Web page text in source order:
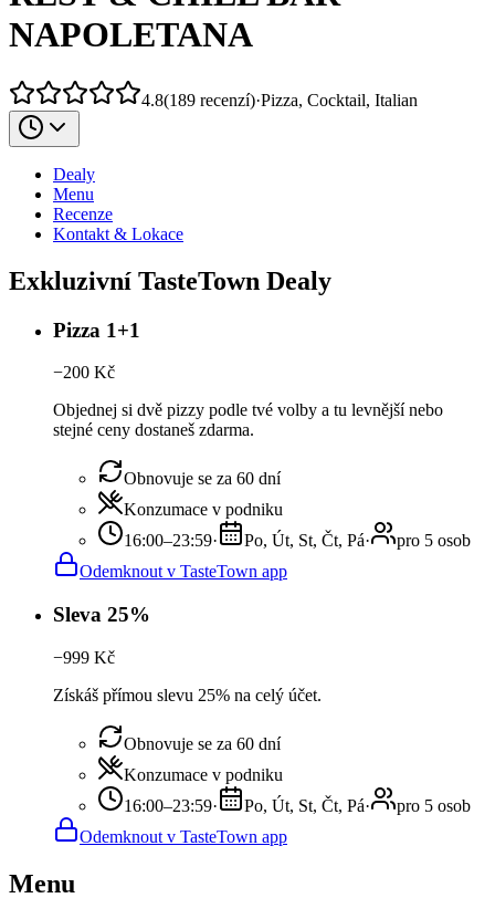
NAPOLETANA
4.8(189 recenzí)·Pizza, Cocktail, Italian
Dealy
Menu
Recenze
Kontakt & Lokace
Exkluzivní TasteTown Dealy
Pizza 1+1
−200 Kč
Objednej si dvě pizzy podle tvé volby a tu levnější nebo
stejné ceny dostaneš zdarma.
Obnovuje se za 60 dní
Konzumace v podniku
16:00–23:59· Po, Út, St, Čt, Pá·
pro 5 osob
Odemknout v TasteTown app
Sleva 25%
−999 Kč
Získáš přímou slevu 25% na celý účet.
Obnovuje se za 60 dní
Konzumace v podniku
16:00–23:59· Po, Út, St, Čt, Pá·
pro 5 osob
Odemknout v TasteTown app
Menu